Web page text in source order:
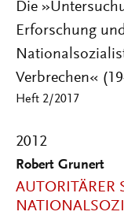
Die
Erforschung
Verbrechen«
Heft 2/2017
2012
Robert Grunert
AUTORITÄRER